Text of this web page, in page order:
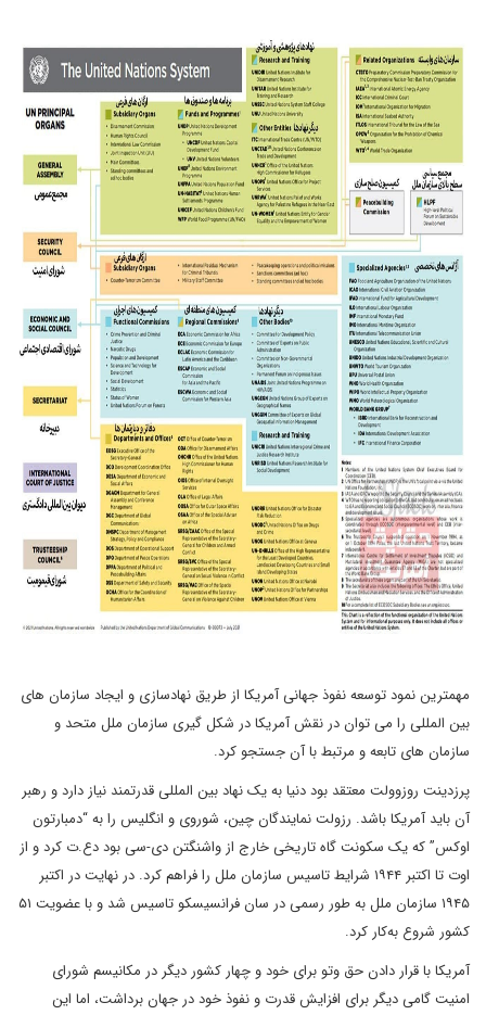
مهمترین نمود توسعه نفوذ جهانی آمریکا از طریق نهادسازی و ایجاد سازمان های
بین المللی را می توان در نقش آمریکا در شکل گیری سازمان ملل متحد و
سازمان های تابعه و مرتبط با آن جستجو کرد.
پرزدینت روزوولت معتقد بود دنیا به یک نهاد بین المللی قدرتمند نیاز دارد و رهبر
آن باید آمریکا باشد. رزولت نمایندگان چین، شوروی و انگلیس را به “دمبارتون
اوکس” که یک سکونت گاه تاریخی خارج از واشنگتن دی-سی بود دع.ت کرد و از
اوت تا اکتبر ۱۹۴۴ شرایط تاسیس سازمان ملل را فراهم کرد. در نهایت در اکتبر
۱۹۴۵ سازمان ملل به طور رسمی در سان فرانسیسکو تاسیس شد و با عضویت ۵۱
کشور شروع به‌کار کرد.
آمریکا با قرار دادن حق وتو برای خود و چهار کشور دیگر در مکانیسم شورای
امنیت گامی دیگر برای افزایش قدرت و نفوذ خود در جهان برداشت، اما این